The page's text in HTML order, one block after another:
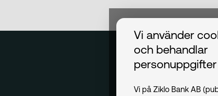
Vi använder
och behandlar
personuppgifter
Vi på Ziklo Bank AB